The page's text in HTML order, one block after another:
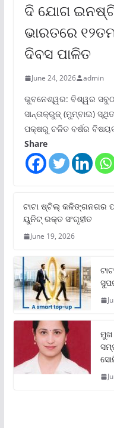
ଦି ଯୋଗ
ଭାରତରେ
ଦିବସ ପାଳିତ
June 24, 2026 admin
ଭୁବନେଶ୍ୱର: ବିଶ୍ୱର
ସାନ୍ତାକ୍ରୁଜ୍ (ମୁମ୍ବାଇ)
ପକ୍ଷରୁ ଚଳିତ ବର୍ଷର
Share
ଟାଟା ଷ୍ଟିଲ୍‌ କଳିଙ୍ଗନଗର
ୟୁନିଟ୍‌ ରକ୍ତ ସଂଗୃହୀତ
June 19, 2026
ମୁଖ